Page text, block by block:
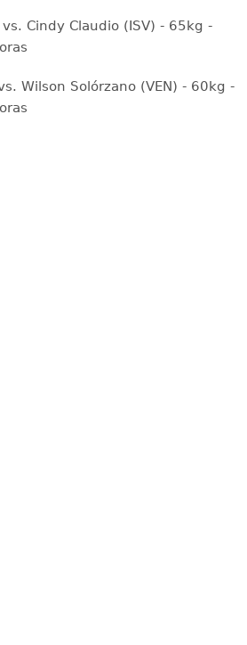
Cindy Claudio (ISV) - 65kg -
Wilson Solórzano (VEN) - 60kg -